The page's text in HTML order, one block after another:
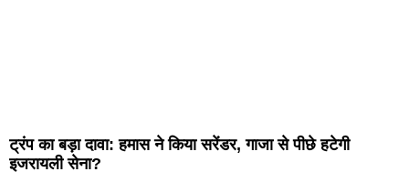
ट्रंप का बड़ा दावा: हमास ने किया सरेंडर, गाजा से पीछे हटेगी
इजरायली सेना?